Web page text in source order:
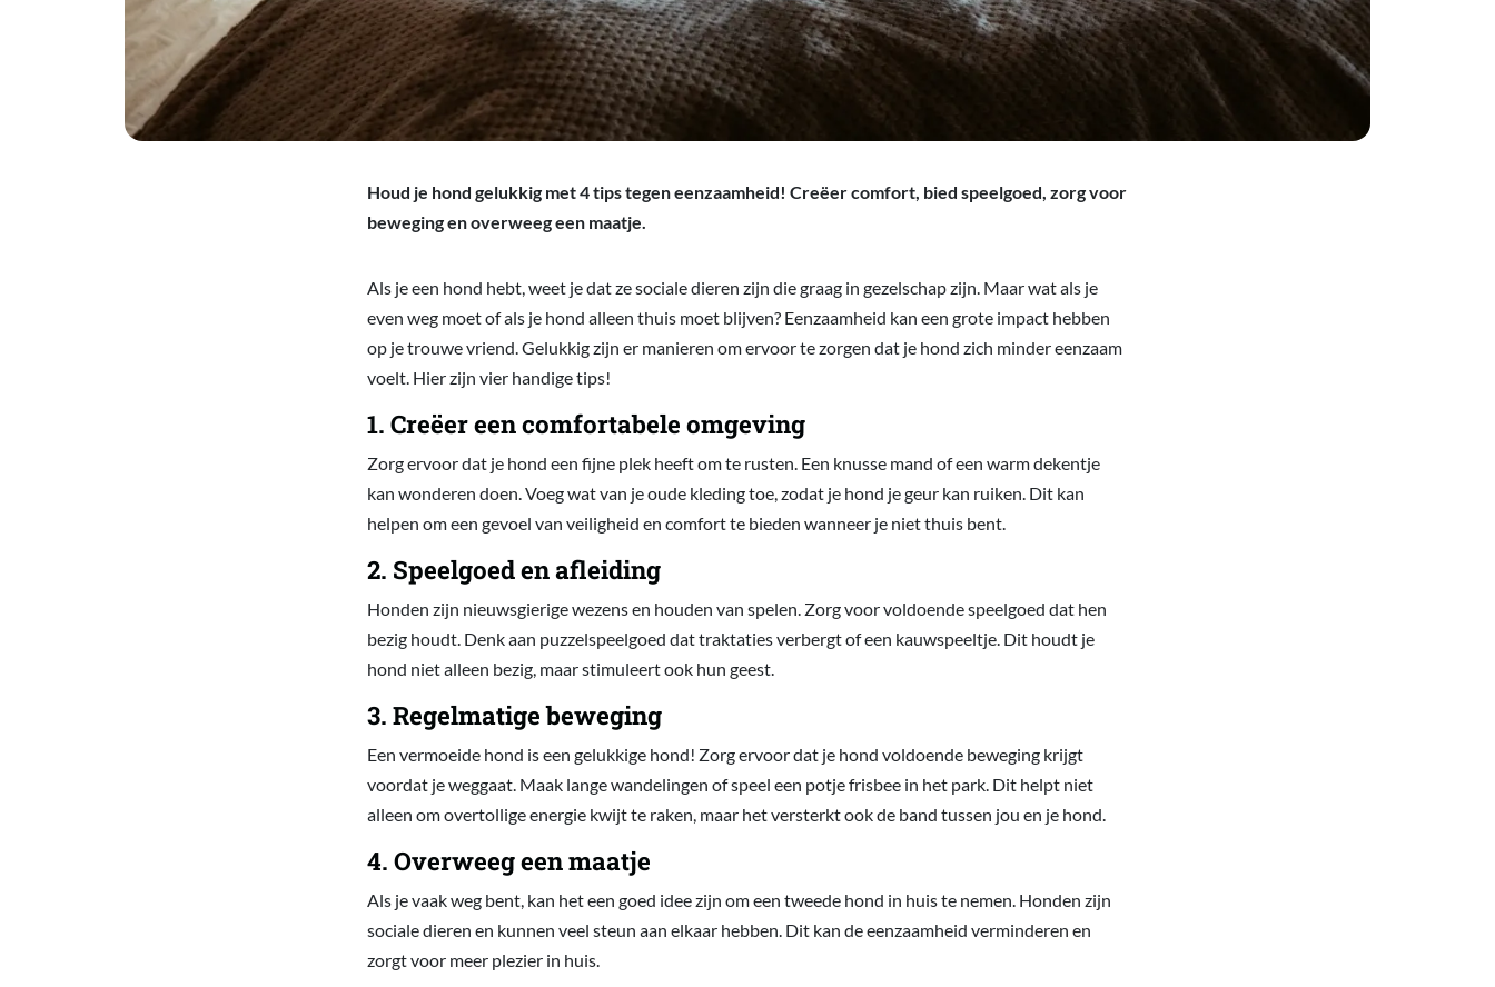
Houd je hond gelukkig met 4 tips tegen eenzaamheid! Creëer comfort, bied speelgoed, zorg voor
beweging en overweeg een maatje.
Als je een hond hebt, weet je dat ze sociale dieren zijn die graag in gezelschap zijn. Maar wat als je
even weg moet of als je hond alleen thuis moet blijven? Eenzaamheid kan een grote impact hebben
op je trouwe vriend. Gelukkig zijn er manieren om ervoor te zorgen dat je hond zich minder eenzaam
voelt. Hier zijn vier handige tips!
1. Creëer een comfortabele omgeving
Zorg ervoor dat je hond een fijne plek heeft om te rusten. Een knusse mand of een warm dekentje
kan wonderen doen. Voeg wat van je oude kleding toe, zodat je hond je geur kan ruiken. Dit kan
helpen om een gevoel van veiligheid en comfort te bieden wanneer je niet thuis bent.
2. Speelgoed en afleiding
Honden zijn nieuwsgierige wezens en houden van spelen. Zorg voor voldoende speelgoed dat hen
bezig houdt. Denk aan puzzelspeelgoed dat traktaties verbergt of een kauwspeeltje. Dit houdt je
hond niet alleen bezig, maar stimuleert ook hun geest.
3. Regelmatige beweging
Een vermoeide hond is een gelukkige hond! Zorg ervoor dat je hond voldoende beweging krijgt
voordat je weggaat. Maak lange wandelingen of speel een potje frisbee in het park. Dit helpt niet
alleen om overtollige energie kwijt te raken, maar het versterkt ook de band tussen jou en je hond.
4. Overweeg een maatje
Als je vaak weg bent, kan het een goed idee zijn om een tweede hond in huis te nemen. Honden zijn
sociale dieren en kunnen veel steun aan elkaar hebben. Dit kan de eenzaamheid verminderen en
zorgt voor meer plezier in huis.